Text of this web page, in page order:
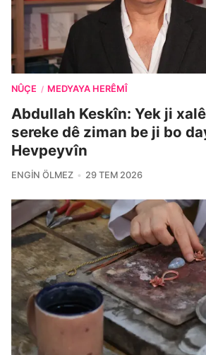
NÛÇE / MEDYAYA HERÊMÎ
Abdullah Keskîn: Yek ji
sereke dê ziman be ji bo
Hevpeyvîn
ENGIN ÖLMEZ 29 TEM 2026